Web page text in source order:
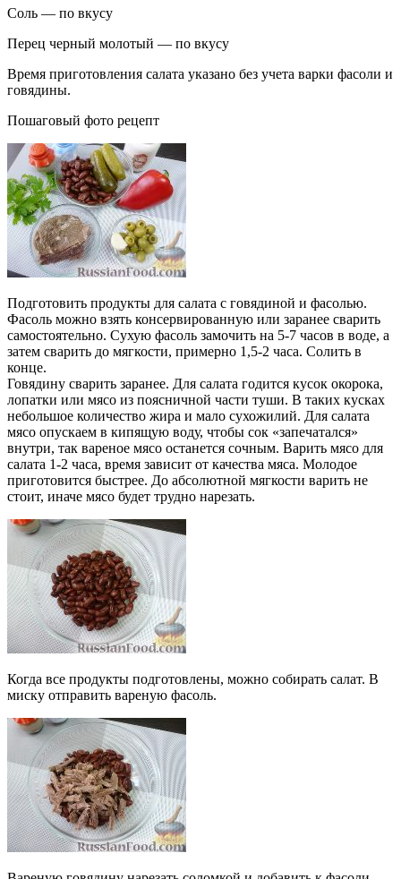
Соль — по вкусу
Перец черный молотый — по вкусу
Время приготовления салата указано без учета варки фасоли и
говядины.
Пошаговый фото рецепт
Подготовить продукты для салата с говядиной и фасолью.
Фасоль можно взять консервированную или заранее сварить
самостоятельно. Сухую фасоль замочить на 5-7 часов в воде, а
затем сварить до мягкости, примерно 1,5-2 часа. Солить в
конце.
Говядину сварить заранее. Для салата годится кусок окорока,
лопатки или мясо из поясничной части туши. В таких кусках
небольшое количество жира и мало сухожилий. Для салата
мясо опускаем в кипящую воду, чтобы сок «запечатался»
внутри, так вареное мясо останется сочным. Варить мясо для
салата 1-2 часа, время зависит от качества мяса. Молодое
приготовится быстрее. До абсолютной мягкости варить не
стоит, иначе мясо будет трудно нарезать.
Когда все продукты подготовлены, можно собирать салат. В
миску отправить вареную фасоль.